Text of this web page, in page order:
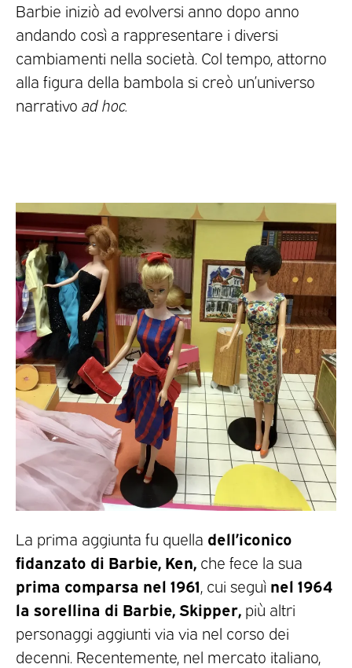
Barbie iniziò ad evolversi anno dopo anno
andando così a rappresentare i diversi
cambiamenti nella società. Col tempo, attorno
alla figura della bambola si creò un’universo
narrativo ad hoc.
La prima aggiunta fu quella dell’iconico
fidanzato di Barbie, Ken, che fece la sua
prima comparsa nel 1961 , cui seguì nel 1964
la sorellina di Barbie, Skipper, più altri
personaggi aggiunti via via nel corso dei
decenni. Recentemente, nel mercato italiano,